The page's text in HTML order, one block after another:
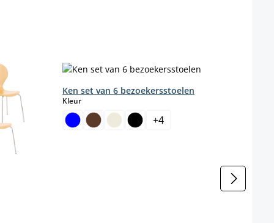
Ken set van 6 bezoekersstoelen
Kleurselect
+4